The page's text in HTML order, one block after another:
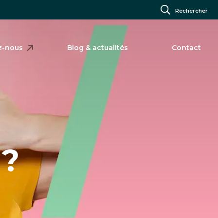
Rechercher
nous Blog & actualités Contact